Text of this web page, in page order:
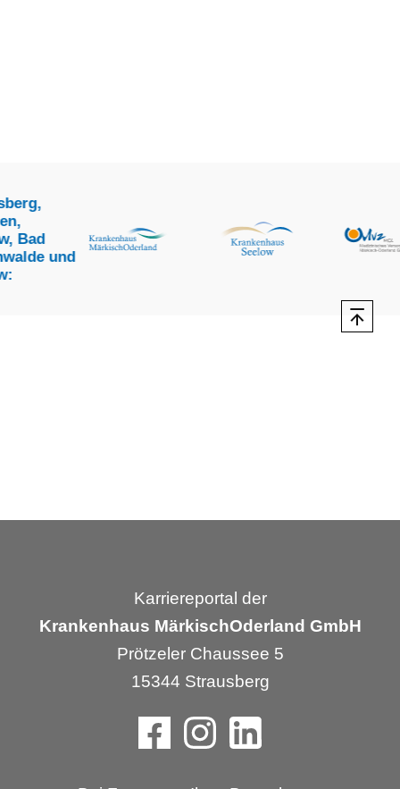
und
Karriereportal der
Krankenhaus MärkischOderland GmbH
Prötzeler Chaussee 5
15344 Strausberg